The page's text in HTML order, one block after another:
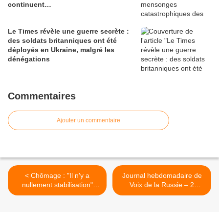
continuent…
Le Times révèle une guerre secrète :
des soldats britanniques ont été
déployés en Ukraine, malgré les
dénégations
Commentaires
Ajouter un commentaire
< Chômage : "Il n'y a
nullement stabilisation"
mais une augmentation "de
Journal hebdomadaire de
Voix de la Russie – 2
septembre 2013 >